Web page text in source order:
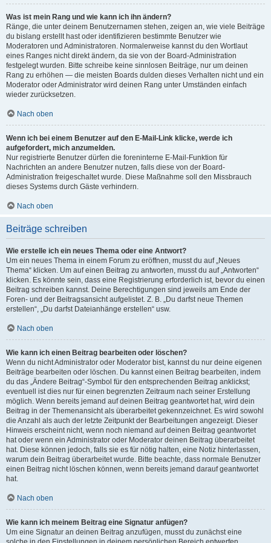
Was ist mein Rang und wie kann ich ihn ändern?
Ränge, die unter deinem Benutzernamen stehen, zeigen an, wie viele Beiträge
du bislang erstellt hast oder identifizieren bestimmte Benutzer wie
Moderatoren und Administratoren. Normalerweise kannst du den Wortlaut
eines Ranges nicht direkt ändern, da sie von der Board-Administration
festgelegt wurden. Bitte schreibe keine sinnlosen Beiträge, nur um deinen
Rang zu erhöhen — die meisten Boards dulden dieses Verhalten nicht und ein
Moderator oder Administrator wird deinen Rang unter Umständen einfach
wieder zurücksetzen.
Nach oben
Wenn ich bei einem Benutzer auf den E-Mail-Link klicke, werde ich
aufgefordert, mich anzumelden.
Nur registrierte Benutzer dürfen die foreninterne E-Mail-Funktion für
Nachrichten an andere Benutzer nutzen, falls diese von der Board-
Administration freigeschaltet wurde. Diese Maßnahme soll den Missbrauch
dieses Systems durch Gäste verhindern.
Nach oben
Beiträge schreiben
Wie erstelle ich ein neues Thema oder eine Antwort?
Um ein neues Thema in einem Forum zu eröffnen, musst du auf „Neues
Thema“ klicken. Um auf einen Beitrag zu antworten, musst du auf „Antworten“
klicken. Es könnte sein, dass eine Registrierung erforderlich ist, bevor du einen
Beitrag schreiben kannst. Deine Berechtigungen sind jeweils am Ende der
Foren- und der Beitragsansicht aufgelistet. Z. B. „Du darfst neue Themen
erstellen“, „Du darfst Dateianhänge erstellen“ usw.
Nach oben
Wie kann ich einen Beitrag bearbeiten oder löschen?
Wenn du nicht Administrator oder Moderator bist, kannst du nur deine eigenen
Beiträge bearbeiten oder löschen. Du kannst einen Beitrag bearbeiten, indem
du das „Ändere Beitrag“-Symbol für den entsprechenden Beitrag anklickst;
eventuell ist dies nur für einen begrenzten Zeitraum nach seiner Erstellung
möglich. Wenn bereits jemand auf deinen Beitrag geantwortet hat, wird dein
Beitrag in der Themenansicht als überarbeitet gekennzeichnet. Es wird sowohl
die Anzahl als auch der letzte Zeitpunkt der Bearbeitungen angezeigt. Dieser
Hinweis erscheint nicht, wenn noch niemand auf deinen Beitrag geantwortet
hat oder wenn ein Administrator oder Moderator deinen Beitrag überarbeitet
hat. Diese können jedoch, falls sie es für nötig halten, eine Notiz hinterlassen,
warum dein Beitrag überarbeitet wurde. Bitte beachte, dass normale Benutzer
einen Beitrag nicht löschen können, wenn bereits jemand darauf geantwortet
hat.
Nach oben
Wie kann ich meinem Beitrag eine Signatur anfügen?
Um eine Signatur an deinen Beitrag anzufügen, musst du zunächst eine